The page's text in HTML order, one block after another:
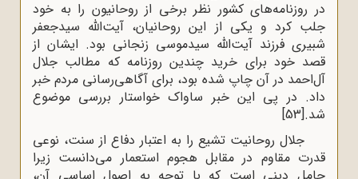
در روزنامه‌های کشور نظر برخی از روحانیون را به خود
جلب کرد و یکی از این روحانیان، آیت‌الله سیدجعفر
شبیری فرزند آیت‌الله سیدموسی زنجانی بود. ایشان از
قصد خود برای خرید چندین روزنامه که مطالب جلال
آل‌احمد در آن چاپ شده بود، برای آگاهی‌رسانی مردم خبر
داد. در پی این خبر ساواک خواستار بررسی موضوع
شد.[53]
جلال روحانیت تشیع را به اعتبار دفاع از سنت، نوعی
قدرت مقاوم در مقابل هجوم استعمار می‌دانست زیرا